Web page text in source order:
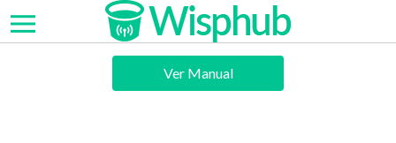
Ver Manual